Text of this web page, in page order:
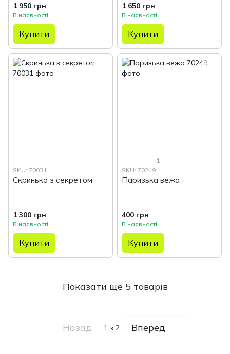
1 950 грн
В наявності
Купити
1 650 грн
В наявності
Купити
SKU: 70031
Скринька з секретом
1 300 грн
В наявності
Купити
1
SKU: 70249
Паризька вежа
400 грн
В наявності
Купити
Показати ще 5 товарів
Назад 1 з 2 Вперед